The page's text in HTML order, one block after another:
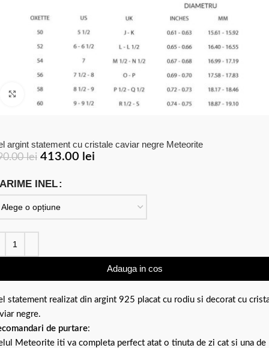
Click to enlarge
argint statement cu cristale caviar negre Meteorite
lei 413.00 lei
INEL
Adauga in cos
statement realizat din argint 925 placat cu rodiu si decorat cu
negre.
de purtare:
Meteorite iti va completa perfect atat o tinuta de zi cat si una de